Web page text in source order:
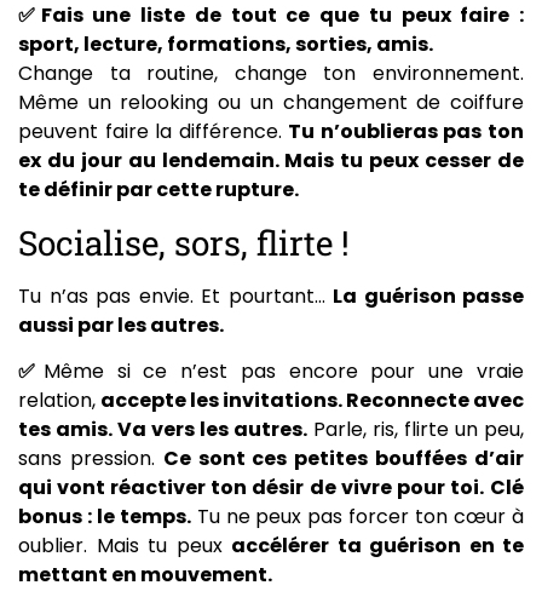
✅Fais une liste de tout ce que tu peux faire :
sport, lecture, formations, sorties, amis.
Change ta routine, change ton environnement.
Même un relooking ou un changement de coiffure
peuvent faire la différence. Tu n’oublieras pas ton
ex du jour au lendemain. Mais tu peux cesser de
te définir par cette rupture.
Socialise, sors, flirte !
Tu n’as pas envie. Et pourtant… La guérison passe
aussi par les autres.
✅ Même si ce n’est pas encore pour une vraie
relation, accepte les invitations. Reconnecte avec
tes amis. Va vers les autres. Parle, ris, flirte un peu,
sans pression. Ce sont ces petites bouffées d’air
qui vont réactiver ton désir de vivre pour toi. Clé
bonus : le temps.Tu ne peux pas forcer ton cœur à
oublier. Mais tu peux accélérer ta guérison en te
mettant en mouvement.